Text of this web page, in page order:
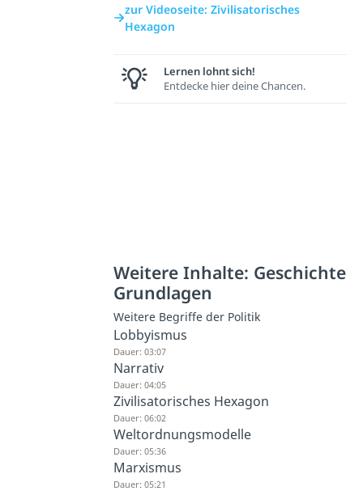
zur Videoseite: Zivilisatorisches
Hexagon
Lernen lohnt sich!
Entdecke hier deine Chancen.
Weitere Inhalte: Geschichte
Grundlagen
Weitere Begriffe der Politik
Lobbyismus
Dauer: 03:07
Narrativ
Dauer: 04:05
Zivilisatorisches Hexagon
Dauer: 06:02
Weltordnungsmodelle
Dauer: 05:36
Marxismus
Dauer: 05:21